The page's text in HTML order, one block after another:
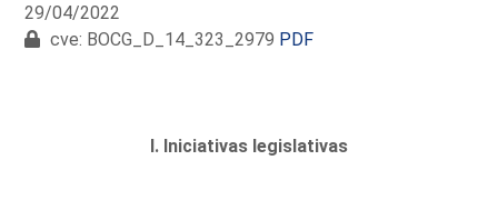
29/04/2022
cve: BOCG_D_14_323_2979 PDF
I. Iniciativas legislativas